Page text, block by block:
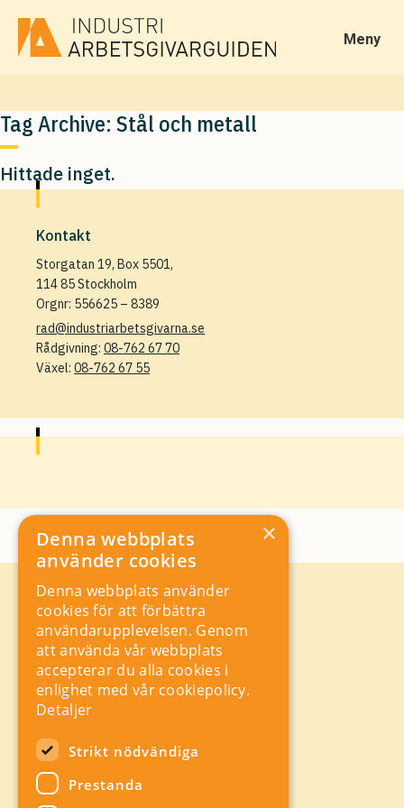
Meny
Tag Archive: Stål och metall
Hittade inget.
Kontakt
Storgatan 19, Box 5501,
114 85 Stockholm
Orgnr: 556625 – 8389
rad@industriarbetsgivarna.se
Rådgivning: 08-762 67 70
Växel: 08-762 67 55
Kontakt
Storgatan 19, Box 5501,
114 85 Stockholm
Orgnr: 556625 – 8389
rad@industriarbetsgivarna.se
Rådgivning:08-762 67 70
Växel:08-762 67 55
Hitta snabbt
A-Ö
×
Denna webbplats
använder cookies
Denna webbplats använder
cookies för att förbättra
användarupplevelsen. Genom
att använda vår webbplats
accepterar du alla cookies i
enlighet med vår cookiepolicy.
Detaljer
Strikt nödvändiga
Prestanda